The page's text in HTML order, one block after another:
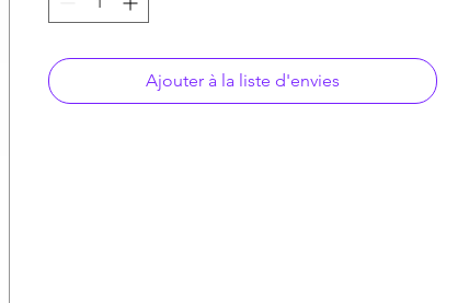
Ajouter à la liste d'envies